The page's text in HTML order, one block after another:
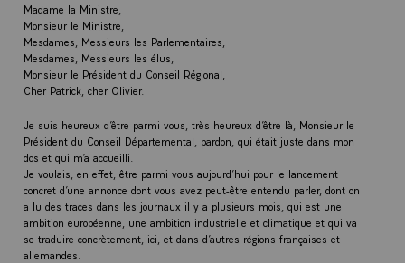
Madame la Ministre,
Monsieur le Ministre,
Mesdames, Messieurs les Parlementaires,
Mesdames, Messieurs les élus,
Monsieur le Président du Conseil Régional,
Cher Patrick, cher Olivier.
Je suis heureux d’être parmi vous, très heureux d’être là, Monsieur le
Président du Conseil Départemental, pardon, qui était juste dans mon
dos et qui m’a accueilli.
Je voulais, en effet, être parmi vous aujourd’hui pour le lancement
concret d’une annonce dont vous avez peut-être entendu parler, dont on
a lu des traces dans les journaux il y a plusieurs mois, qui est une
ambition européenne, une ambition industrielle et climatique et qui va
se traduire concrètement, ici, et dans d’autres régions françaises et
allemandes.